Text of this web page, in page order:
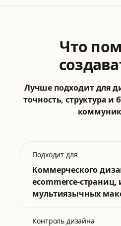
Что
Лучше подходит для
точность, структура и
Подходит для
Коммерческого
ecommerce-
мультиязычных
Контроль дизайна